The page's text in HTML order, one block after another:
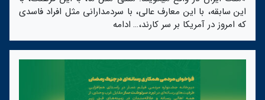
این سابقه، با این معارف عالی، با سردمدارانی مثل افراد فاسدی
که امروز در آمریکا بر سر کارند،… ادامه